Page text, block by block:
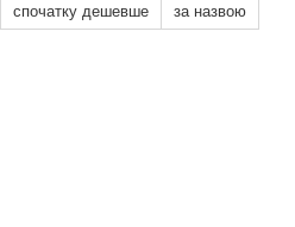
спочатку дешевше за назвою